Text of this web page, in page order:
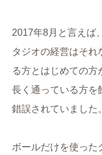
2017年8月と言えば
タジオの経営はそれ
る方とはじめての方
長く通っている方を
錯誤されていました。
ボールだけを使った